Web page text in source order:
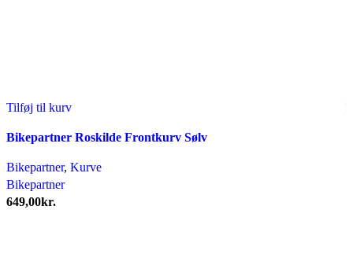
Tilføj til kurv
Bikepartner Roskilde Frontkurv Sølv
Bikepartner, Kurve
Bikepartner
649,00kr.